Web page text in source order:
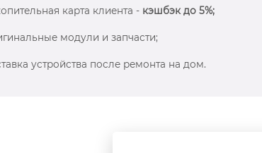
карта клиента - кэшбэк до 5%;
модули и запчасти;
устройства после ремонта на дом.